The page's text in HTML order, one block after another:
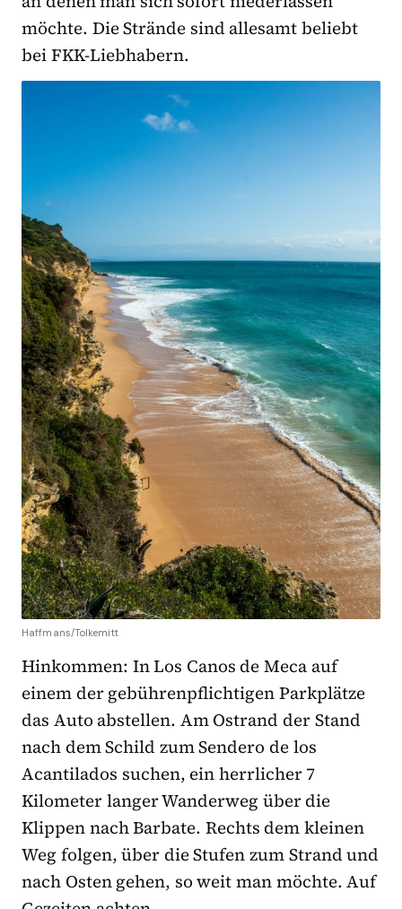
möchte. Die Strände sind allesamt beliebt
bei FKK-Liebhabern.
Haffmans/Tolkemitt
Hinkommen: In Los Canos de Meca auf
einem der gebührenpflichtigen Parkplätze
das Auto abstellen. Am Ostrand der Stand
nach dem Schild zum Sendero de los
Acantilados suchen, ein herrlicher 7
Kilometer langer Wanderweg über die
Klippen nach Barbate. Rechts dem kleinen
Weg folgen, über die Stufen zum Strand und
nach Osten gehen, so weit man möchte. Auf